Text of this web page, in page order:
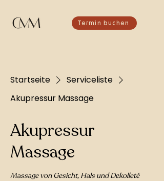
Termin buchen
Startseite
Serviceliste
Akupressur Massage
Akupressur
Massage
Massage von Gesicht, Hals und Dekolleté